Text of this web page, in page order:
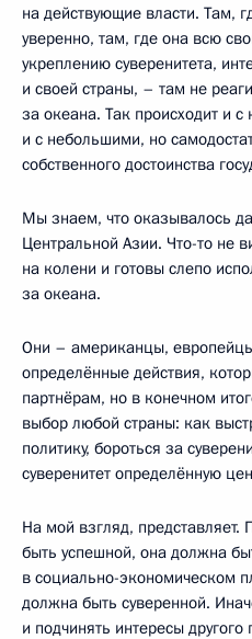
на действующие власти. Там,
уверенно, там, где она всю
укреплению суверенитета,
и своей страны, – там не
за океана. Так происходит и
и с небольшими, но
собственного достоинства
Мы знаем, что оказывалось
Центральной Азии. Что-то не
на колени и готовы слепо
за океана.
Они – американцы,
определённые действия,
партнёрам, но в конечном
выбор любой страны: как
политику, бороться за
суверенитет определённую
На мой взгляд, представляет.
быть успешной, она должна
в социально-экономическом
должна быть суверенной.
и подчинять интересы другого